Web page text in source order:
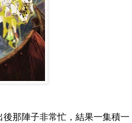
那陣子非常忙，結果一集積一